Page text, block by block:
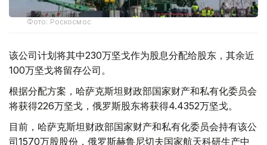
Фото: Роскосмос
该公司计划将其中230万坚戈作为股息分配给股东，其余近
100万坚戈将留存公司。
根据分配方案，哈萨克斯坦财政部国家财产和私有化委员会
将获得226万坚戈，俄罗斯股东将获得4.4352万坚戈。
目前，哈萨克斯坦财政部国家财产和私有化委员会持有该公
司1570万股股份，俄罗斯赫鲁尼切夫国家航天科研生产中